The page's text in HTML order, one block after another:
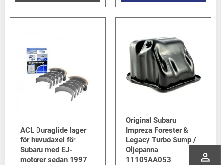
perm_identity
ACL Duraglide lager
för huvudaxel för
Subaru med EJ-
motorer sedan 1997
Original Subaru
Impreza Forester &
Legacy Turbo Sump /
Oljepanna
11109AA053